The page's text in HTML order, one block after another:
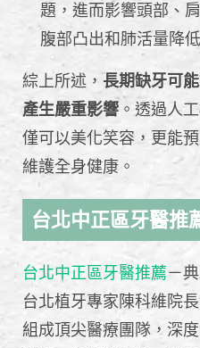
題，進而影響頭部、
腹部凸出和肺活量降
綜上所述， 長期缺牙可
產生嚴重影響 。透過人
僅可以美化笑容，更能
維護全身健康。
台北中正區牙醫推
台北中正區牙醫推薦－
台北植牙專家陳科維院
組成頂尖醫療團隊，深